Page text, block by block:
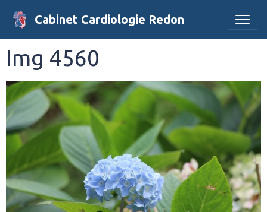
Cabinet Cardiologie Redon
Img 4560